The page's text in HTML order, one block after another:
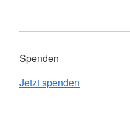
Spenden
Jetzt spenden